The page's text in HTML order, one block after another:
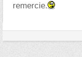
remercie.